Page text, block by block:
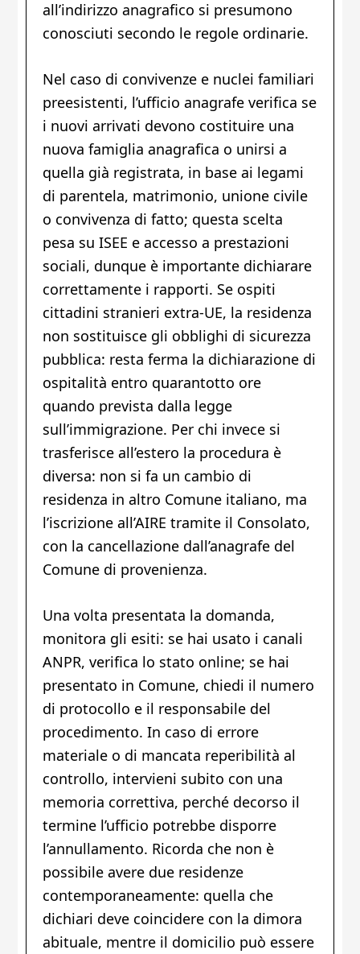
all’indirizzo anagrafico si presumono
conosciuti secondo le regole ordinarie.
Nel caso di convivenze e nuclei familiari
preesistenti, l’ufficio anagrafe verifica se
i nuovi arrivati devono costituire una
nuova famiglia anagrafica o unirsi a
quella già registrata, in base ai legami
di parentela, matrimonio, unione civile
o convivenza di fatto; questa scelta
pesa su ISEE e accesso a prestazioni
sociali, dunque è importante dichiarare
correttamente i rapporti. Se ospiti
cittadini stranieri extra-UE, la residenza
non sostituisce gli obblighi di sicurezza
pubblica: resta ferma la dichiarazione di
ospitalità entro quarantotto ore
quando prevista dalla legge
sull’immigrazione. Per chi invece si
trasferisce all’estero la procedura è
diversa: non si fa un cambio di
residenza in altro Comune italiano, ma
l’iscrizione all’AIRE tramite il Consolato,
con la cancellazione dall’anagrafe del
Comune di provenienza.
Una volta presentata la domanda,
monitora gli esiti: se hai usato i canali
ANPR, verifica lo stato online; se hai
presentato in Comune, chiedi il numero
di protocollo e il responsabile del
procedimento. In caso di errore
materiale o di mancata reperibilità al
controllo, intervieni subito con una
memoria correttiva, perché decorso il
termine l’ufficio potrebbe disporre
l’annullamento. Ricorda che non è
possibile avere due residenze
contemporaneamente: quella che
dichiari deve coincidere con la dimora
abituale, mentre il domicilio può essere